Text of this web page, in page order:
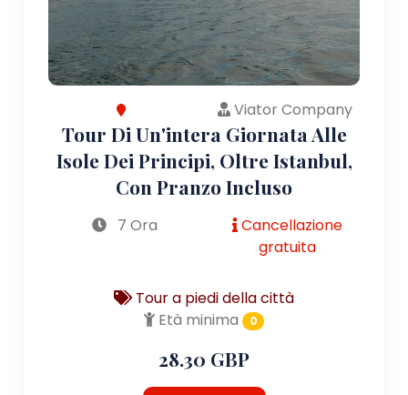
Viator Company
Tour Di Un'intera Giornata Alle
Isole Dei Principi, Oltre Istanbul,
Con Pranzo Incluso
7 Ora
Cancellazione
gratuita
Tour a piedi della città
Età minima
0
28.30 GBP